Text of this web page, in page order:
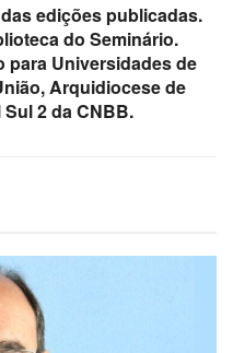
edições publicadas.
do Seminário.
para Universidades de
Arquidiocese de
2 da CNBB.